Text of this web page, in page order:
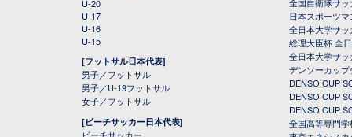
U-20
U-17
U-16
U-15
[フットサル日本代表]
男子／フットサル
男子／U-19フットサル
女子／フットサル
[ビーチサッカー日本代表]
日本スポーツ
全日本大学サ
総理大臣杯 全
全日本大学サ
デンソーカッ
DENSO CUP
DENSO CUP
DENSO CUP
全国高等専門